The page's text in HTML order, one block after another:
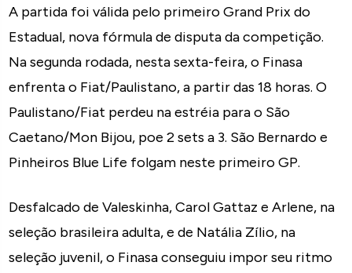
A partida foi válida pelo primeiro Grand Prix do
Estadual, nova fórmula de disputa da competição.
Na segunda rodada, nesta sexta-feira, o Finasa
enfrenta o Fiat/Paulistano, a partir das 18 horas. O
Paulistano/Fiat perdeu na estréia para o São
Caetano/Mon Bijou, poe 2 sets a 3. São Bernardo e
Pinheiros Blue Life folgam neste primeiro GP.
Desfalcado de Valeskinha, Carol Gattaz e Arlene, na
seleção brasileira adulta, e de Natália Zílio, na
seleção juvenil, o Finasa conseguiu impor seu ritmo